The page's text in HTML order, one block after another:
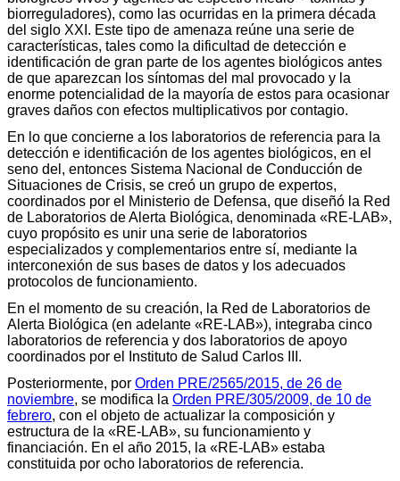
biorreguladores), como las ocurridas en la primera década
del siglo XXI. Este tipo de amenaza reúne una serie de
características, tales como la dificultad de detección e
identificación de gran parte de los agentes biológicos antes
de que aparezcan los síntomas del mal provocado y la
enorme potencialidad de la mayoría de estos para ocasionar
graves daños con efectos multiplicativos por contagio.
En lo que concierne a los laboratorios de referencia para la
detección e identificación de los agentes biológicos, en el
seno del, entonces Sistema Nacional de Conducción de
Situaciones de Crisis, se creó un grupo de expertos,
coordinados por el Ministerio de Defensa, que diseñó la Red
de Laboratorios de Alerta Biológica, denominada «RE-LAB»,
cuyo propósito es unir una serie de laboratorios
especializados y complementarios entre sí, mediante la
interconexión de sus bases de datos y los adecuados
protocolos de funcionamiento.
En el momento de su creación, la Red de Laboratorios de
Alerta Biológica (en adelante «RE-LAB»), integraba cinco
laboratorios de referencia y dos laboratorios de apoyo
coordinados por el Instituto de Salud Carlos III.
Posteriormente, por Orden PRE/2565/2015, de 26 de
noviembre, se modifica la Orden PRE/305/2009, de 10 de
febrero, con el objeto de actualizar la composición y
estructura de la «RE-LAB», su funcionamiento y
financiación. En el año 2015, la «RE-LAB» estaba
constituida por ocho laboratorios de referencia.